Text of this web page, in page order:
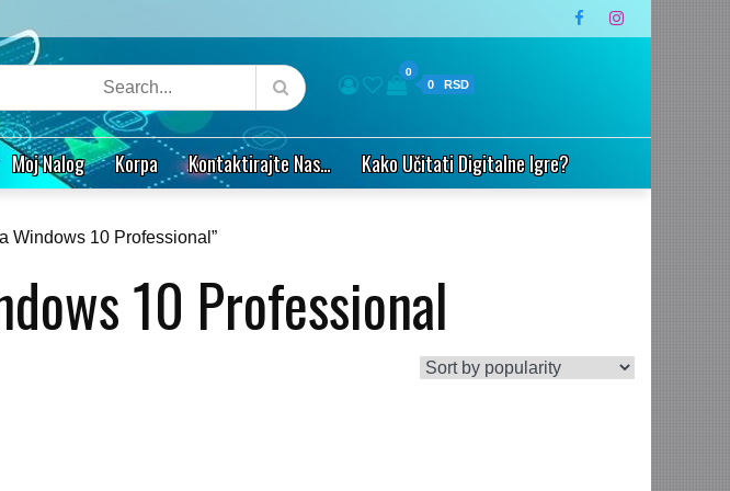
0
0
Moj Nalog Korpa Kontaktirajte Nas… Kako Učitati Digitalne Igre?
Windows 10 Professional”
10 Professional